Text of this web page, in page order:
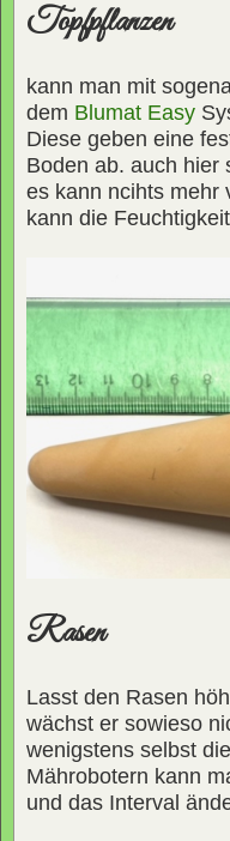
Topfpflanzen
kann man mit
dem Blumat Easy
Diese geben eine
Boden ab. auch hier
es kann ncihts mehr
kann die
Rasen
Lasst den Rasen
wächst er sowieso
wenigstens selbst
Mährobotern kann
und das Interval